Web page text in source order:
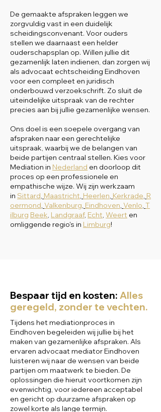
De gemaakte afspraken leggen we
zorgvuldig vast in een duidelijk
scheidingsconvenant. Voor ouders
stellen we daarnaast een helder
ouderschapsplan op. Willen jullie dit
gezamenlijk laten indienen, dan zorgen wij
als advocaat echtscheiding Eindhoven
voor een compleet en juridisch
onderbouwd verzoekschrift. Zo sluit de
uiteindelijke uitspraak van de rechter
precies aan bij jullie gezamenlijke wensen.
Ons doel is een soepele overgang van
afspraken naar een gerechtelijke
uitspraak, waarbij we de belangen van
beide partijen centraal stellen. Kies voor
Mediation in Nederland en doorloop dit
proces op een professionele en
empathische wijze. Wij zijn werkzaam
in Sittard, Maastricht, Heerlen, Kerkrade, R
oermond, Valkenburg, Eindhoven, Venlo, T
ilburg Beek, Landgraaf, Echt, Weert ​ en
omliggende regio's in Limburg!
Bespaar tijd en kosten: Alles
geregeld, zonder te vechten.
Tijdens het mediationproces in
Eindhoven begeleiden wij jullie bij het
maken van gezamenlijke afspraken. Als
ervaren advocaat mediator Eindhoven
luisteren wij naar de wensen van beide
partijen om maatwerk te bieden. De
oplossingen die hieruit voortkomen zijn
evenwichtig, voor iedereen acceptabel
en gericht op duurzame afspraken op
zowel korte als lange termijn.